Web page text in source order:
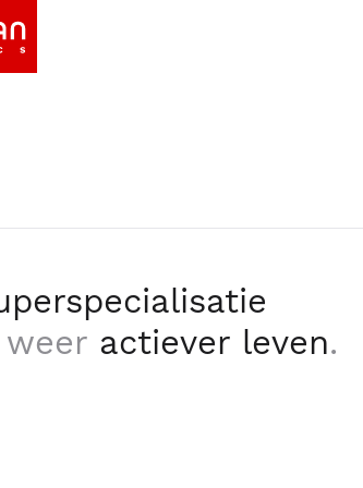
actiever leven.